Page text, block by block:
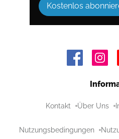
Kostenlos
Kontakt Über Uns
Nutzungsbedingungen